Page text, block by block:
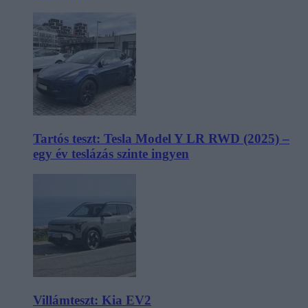
Tartós teszt: Tesla Model Y LR RWD (2025) –
egy év teslázás szinte ingyen
Villámteszt: Kia EV2